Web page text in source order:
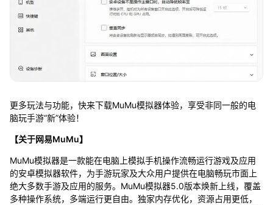
更多玩法与功能，快来下载MuMu模拟器体验，享受非同一般的电
脑玩手游“新”体验！
【关于网易MuMu】
MuMu模拟器是一款能在电脑上模拟手机操作流畅运行游戏及应用
的安卓模拟器软件，为手游玩家及大众用户提供在电脑畅玩市面上
绝大多数手游及应用的服务。MuMu模拟器5.0版本焕新上线，覆盖
多种操作系统，多端运行更自由。独家内存优化，资源占用更低，